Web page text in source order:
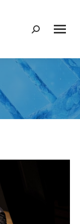
Buscar: